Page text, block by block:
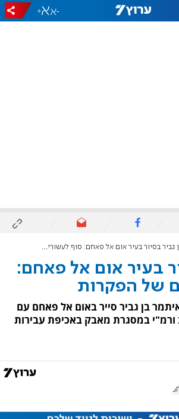
-
+
גביר בסיור בעיר אום אל פאחם: סוף לעשורים של הפקרות
בעיר אום אל פאחם:
של הפקרות
בן גביר סייר באום אל פאחם עם
במסגרת מאבק באכיפת עבירות